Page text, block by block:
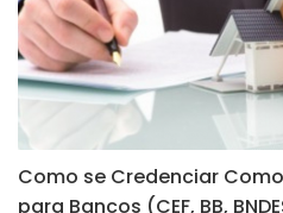
Como se Credenciar
para Bancos (CEF, BB,